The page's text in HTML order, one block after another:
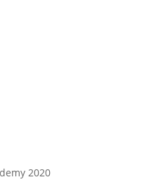
2020